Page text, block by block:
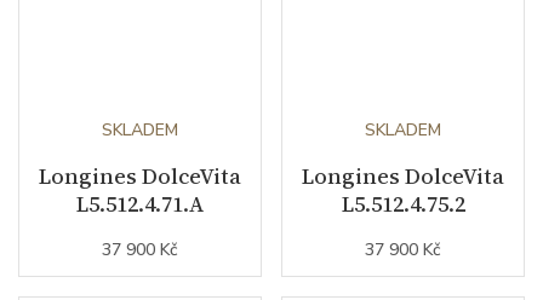
SKLADEM
Longines DolceVita
L5.512.4.71.A
37 900 Kč
SKLADEM
Longines DolceVita
L5.512.4.75.2
37 900 Kč